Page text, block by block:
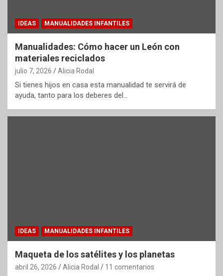
IDEAS MANUALIDADES INFANTILES
Manualidades: Cómo hacer un León con
materiales reciclados
julio 7, 2026 Alicia Rodal
Si tienes hijos en casa esta manualidad te servirá de
ayuda, tanto para los deberes del…
IDEAS MANUALIDADES INFANTILES
Maqueta de los satélites y los planetas
abril 26, 2026 Alicia Rodal 11 comentarios